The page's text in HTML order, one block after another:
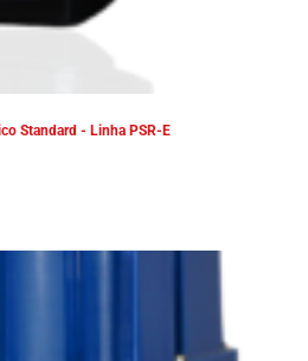
Standard - Linha PSR-E